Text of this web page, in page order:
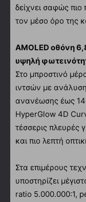
δείχνει σαφώς
τον μέσο όρο της
AMOLED οθόνη
υψηλή
Στο μπροστινό
ιντσών με
ανανέωσης έως
HyperGlow 4D
τέσσερις πλευρές
και πιο λεπτή
Στα επιμέρους
υποστηρίζει
ratio 5.000.000:1,